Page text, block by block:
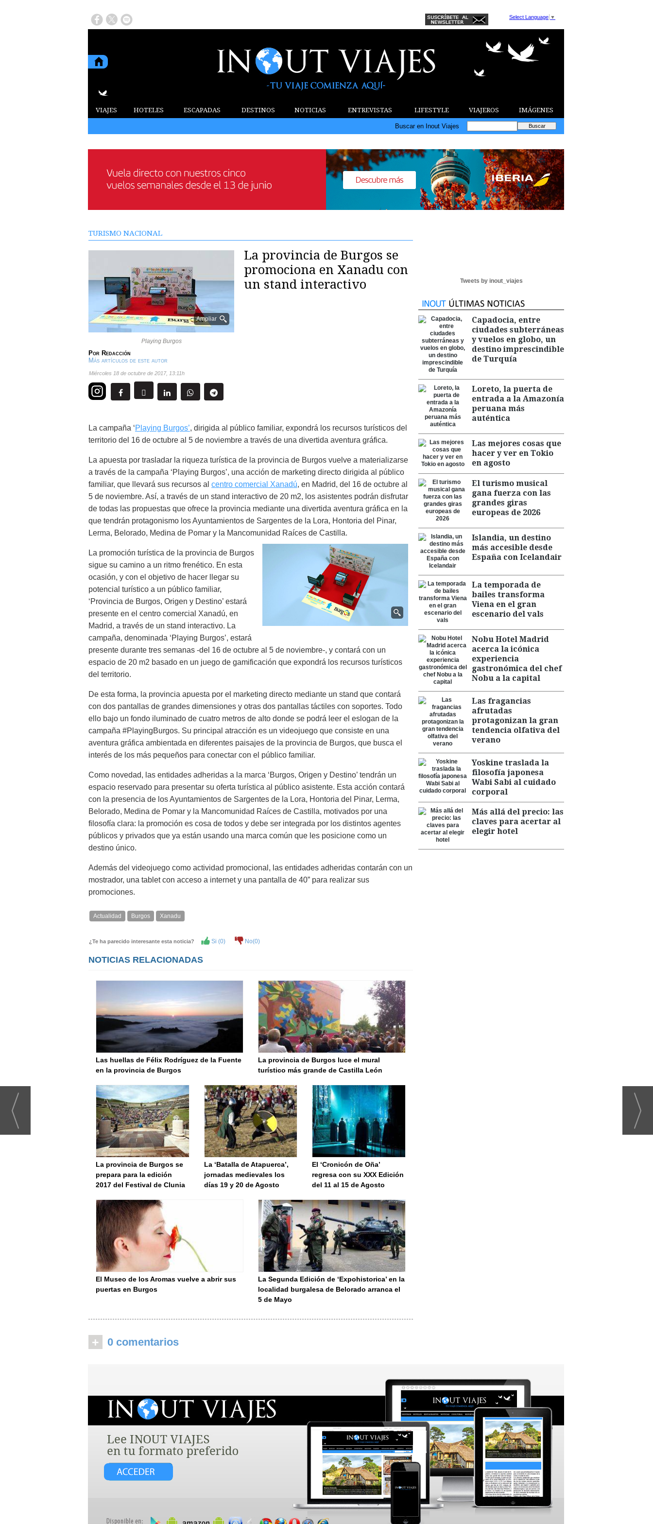
Select Language ▼
VIAJES HOTELES ESCAPADAS DESTINOS NOTICIAS ENTREVISTAS LIFESTYLE VIAJEROS IMÁGENES
Buscar en Inout Viajes
TURISMO NACIONAL
Ampliar
Playing Burgos
La provincia de Burgos se
promociona en Xanadu con
un stand interactivo
Por Redacción
Más artículos de este autor
miércoles 18 de octubre de 2017, 13:11h
La campaña ‘Playing Burgos’, dirigida al público familiar, expondrá los recursos turísticos del
territorio del 16 de octubre al 5 de noviembre a través de una divertida aventura gráfica.
La apuesta por trasladar la riqueza turística de la provincia de Burgos vuelve a materializarse
a través de la campaña ‘Playing Burgos’, una acción de marketing directo dirigida al público
familiar, que llevará sus recursos al centro comercial Xanadú, en Madrid, del 16 de octubre al
5 de noviembre. Así, a través de un stand interactivo de 20 m2, los asistentes podrán disfrutar
de todas las propuestas que ofrece la provincia mediante una divertida aventura gráfica en la
que tendrán protagonismo los Ayuntamientos de Sargentes de la Lora, Hontoria del Pinar,
Lerma, Belorado, Medina de Pomar y la Mancomunidad Raíces de Castilla.
La promoción turística de la provincia de Burgos
sigue su camino a un ritmo frenético. En esta
ocasión, y con el objetivo de hacer llegar su
potencial turístico a un público familiar,
‘Provincia de Burgos, Origen y Destino’ estará
presente en el centro comercial Xanadú, en
Madrid, a través de un stand interactivo. La
campaña, denominada ‘Playing Burgos’, estará
presente durante tres semanas -del 16 de octubre al 5 de noviembre-, y contará con un
espacio de 20 m2 basado en un juego de gamificación que expondrá los recursos turísticos
del territorio.
De esta forma, la provincia apuesta por el marketing directo mediante un stand que contará
con dos pantallas de grandes dimensiones y otras dos pantallas táctiles con soportes. Todo
ello bajo un fondo iluminado de cuatro metros de alto donde se podrá leer el eslogan de la
campaña #PlayingBurgos. Su principal atracción es un videojuego que consiste en una
aventura gráfica ambientada en diferentes paisajes de la provincia de Burgos, que busca el
interés de los más pequeños para conectar con el público familiar.
Como novedad, las entidades adheridas a la marca ‘Burgos, Origen y Destino’ tendrán un
espacio reservado para presentar su oferta turística al público asistente. Esta acción contará
con la presencia de los Ayuntamientos de Sargentes de la Lora, Hontoria del Pinar, Lerma,
Belorado, Medina de Pomar y la Mancomunidad Raíces de Castilla, motivados por una
filosofía clara: la promoción es cosa de todos y debe ser integrada por los distintos agentes
públicos y privados que ya están usando una marca común que les posicione como un
destino único.
Además del videojuego como actividad promocional, las entidades adheridas contarán con un
mostrador, una tablet con acceso a internet y una pantalla de 40” para realizar sus
promociones.
Actualidad Burgos Xanadu
¿Te ha parecido interesante esta noticia? Si (0) No(0)
NOTICIAS RELACIONADAS
Las huellas de Félix Rodríguez de la Fuente
en la provincia de Burgos
La provincia de Burgos luce el mural
turístico más grande de Castilla León
La provincia de Burgos se
prepara para la edición
2017 del Festival de Clunia
La ‘Batalla de Atapuerca’,
jornadas medievales los
días 19 y 20 de Agosto
El ‘Cronicón de Oña’
regresa con su XXX Edición
del 11 al 15 de Agosto
El Museo de los Aromas vuelve a abrir sus
puertas en Burgos
La Segunda Edición de ‘Expohistorica’ en la
localidad burgalesa de Belorado arranca el
5 de Mayo
+ 0 comentarios
Tweets by inout_viajes
Capadocia, entre
ciudades subterráneas
y vuelos en globo, un
destino imprescindible
de Turquía
Loreto, la puerta de
entrada a la Amazonía
peruana más
auténtica
Las mejores cosas que
hacer y ver en Tokio
en agosto
El turismo musical
gana fuerza con las
grandes giras
europeas de 2026
Islandia, un destino
más accesible desde
España con Icelandair
La temporada de
bailes transforma
Viena en el gran
escenario del vals
Nobu Hotel Madrid
acerca la icónica
experiencia
gastronómica del chef
Nobu a la capital
Las fragancias
afrutadas
protagonizan la gran
tendencia olfativa del
verano
Yoskine traslada la
filosofía japonesa
Wabi Sabi al cuidado
corporal
Más allá del precio: las
claves para acertar al
elegir hotel